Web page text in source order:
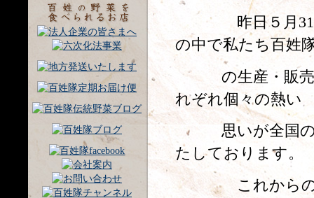
昨日５月31日
の中で私たち百姓
の生産・販売活
れぞれ個々の熱い
思いが全国の方
たしております。
これからの農